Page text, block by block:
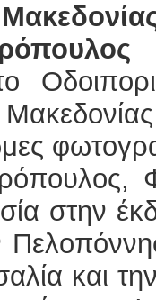
στην
και